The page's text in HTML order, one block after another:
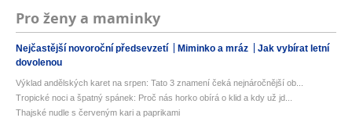
Pro ženy a maminky
Nejčastější novoroční předsevzetí Miminko a mráz
Jak vybírat letní
dovolenou
Výklad andělských karet na srpen: Tato 3 znamení čeká nejnáročnější ob...
Tropické noci a špatný spánek: Proč nás horko obírá o klid a kdy už jd...
Thajské nudle s červeným kari a paprikami